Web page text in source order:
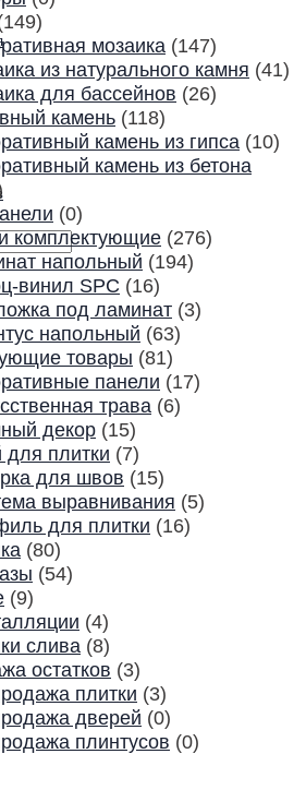
мозаика (147)
из натурального камня (41)
для бассейнов (26)
камень (118)
камень из гипса (10)
камень из бетона
(0)
комплектующие (276)
напольный (194)
винил SPC (16)
под ламинат (3)
напольный (63)
товары (81)
панели (17)
трава (6)
декор (15)
для плитки (7)
для швов (15)
выравнивания (5)
для плитки (16)
(80)
(54)
(9)
(4)
слива (8)
остатков (3)
плитки (3)
дверей (0)
плинтусов (0)